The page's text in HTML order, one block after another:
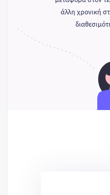
άλλη χρονική